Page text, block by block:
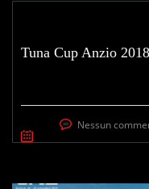
Tuna Cup Anzio
Nessun